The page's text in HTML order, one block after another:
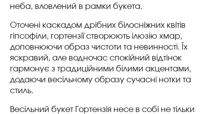
неба, вловлений в рамки букета.
Оточені каскадом дрібних білосніжних квітів
гіпсофіли, гортензії створюють ілюзію хмар,
доповнюючи образ чистоти та невинності. Їх
яскравий, але водночас спокійний відтінок
гармонує з традиційними білими акцентами,
додаючи весільному образу сучасні нотки та
стиль.
Весільний букет Гортензія несе в собі не тільки